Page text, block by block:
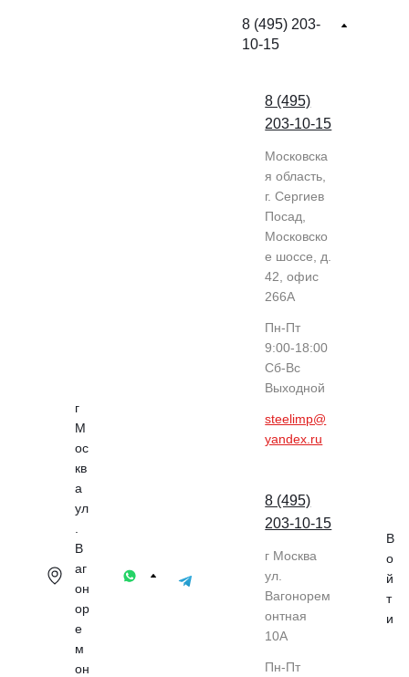
г
М
ос
кв
а
ул
В
аг
он
ор
е
м
он
8 (495) 203-
10-15
8 (495)
203-10-15
Московска
я область,
г. Сергиев
Посад,
Московско
е шоссе, д.
42, офис
266А
Пн-Пт
9:00-18:00
Cб-Вс
Выходной
steelimp@
yandex.ru
8 (495)
203-10-15
г Москва
ул.
Вагонорем
онтная
10А
Пн-Пт
В
о
й
т
и